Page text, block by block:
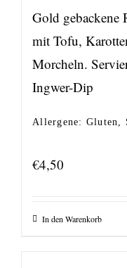
Gold gebackene
mit Tofu,
Morcheln.
Ingwer-Dip
Allergene: Gluten,
€4,50
In den Warenkorb